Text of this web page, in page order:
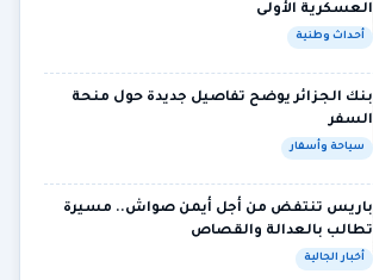
العسكرية الأولى
أحداث وطنية
بنك الجزائر يوضح تفاصيل جديدة حول منحة
السفر
سياحة وأسفار
باريس تنتفض من أجل أيمن صواش.. مسيرة
تطالب بالعدالة والقصاص
أخبار الجالية